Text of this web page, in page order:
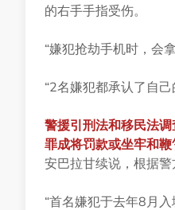
的右手手指受伤。
“嫌犯抢劫手机时，会
“2名嫌犯都承认了自己
警援引刑法和移民法调
罪成将罚款或坐牢和鞭
安巴拉甘续说，根据
“首名嫌犯于去年8月